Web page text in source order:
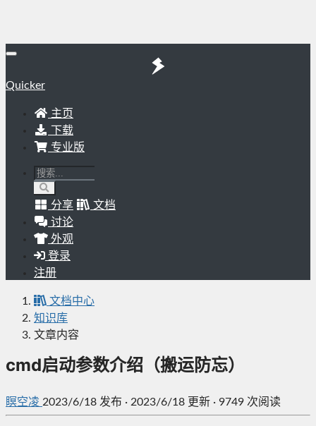
Quicker
主页
下载
专业版
分享
文档
讨论
外观
登录
注册
文档中心
知识库
文章内容
cmd启动参数介绍（搬运防忘）
瞑空凌 2023/6/18 发布 · 2023/6/18 更新 · 9749 次阅读